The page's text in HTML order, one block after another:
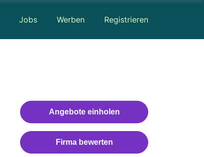
Jobs Werben Registrieren
Angebote einholen
Firma bewerten